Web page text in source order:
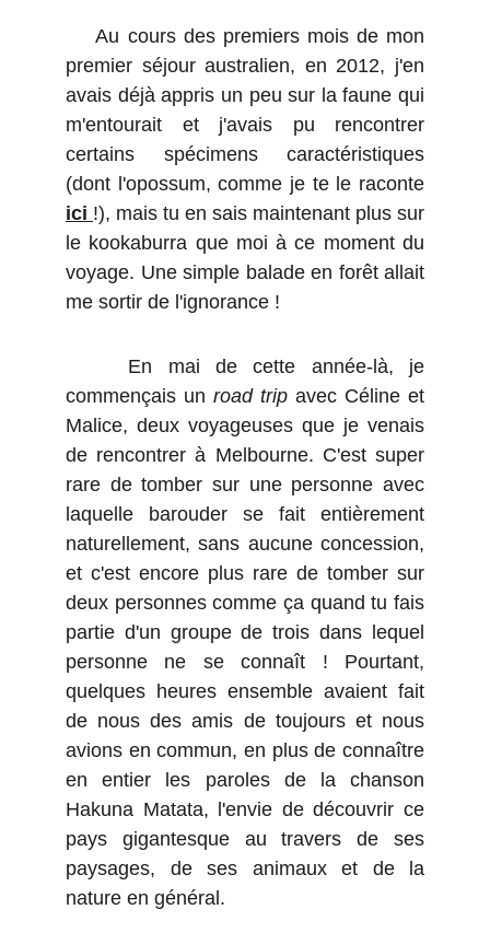
Au cours des premiers mois de mon
premier séjour australien, en 2012, j'en
avais déjà appris un peu sur la faune qui
m'entourait et j'avais pu rencontrer
certains spécimens caractéristiques
(dont l'opossum, comme je te le raconte
ici !), mais tu en sais maintenant plus sur
le kookaburra que moi à ce moment du
voyage. Une simple balade en forêt allait
me sortir de l'ignorance !
En mai de cette année-là, je
commençais un road trip avec Céline et
Malice, deux voyageuses que je venais
de rencontrer à Melbourne. C'est super
rare de tomber sur une personne avec
laquelle barouder se fait entièrement
naturellement, sans aucune concession,
et c'est encore plus rare de tomber sur
deux personnes comme ça quand tu fais
partie d'un groupe de trois dans lequel
personne ne se connaît ! Pourtant,
quelques heures ensemble avaient fait
de nous des amis de toujours et nous
avions en commun, en plus de connaître
en entier les paroles de la chanson
Hakuna Matata, l'envie de découvrir ce
pays gigantesque au travers de ses
paysages, de ses animaux et de la
nature en général.